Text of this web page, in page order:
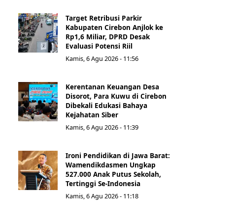
Target Retribusi Parkir
Kabupaten Cirebon Anjlok ke
Rp1,6 Miliar, DPRD Desak
Evaluasi Potensi Riil
Kamis, 6 Agu 2026 - 11:56
Kerentanan Keuangan Desa
Disorot, Para Kuwu di Cirebon
Dibekali Edukasi Bahaya
Kejahatan Siber
Kamis, 6 Agu 2026 - 11:39
Ironi Pendidikan di Jawa Barat:
Wamendikdasmen Ungkap
527.000 Anak Putus Sekolah,
Tertinggi Se-Indonesia
Kamis, 6 Agu 2026 - 11:18